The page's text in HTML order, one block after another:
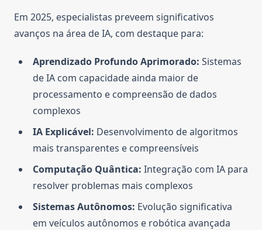
Em 2025, especialistas preveem significativos
avanços na área de IA, com destaque para:
Aprendizado Profundo Aprimorado: Sistemas
de IA com capacidade ainda maior de
processamento e compreensão de dados
complexos
IA Explicável: Desenvolvimento de algoritmos
mais transparentes e compreensíveis
Computação Quântica: Integração com IA para
resolver problemas mais complexos
Sistemas Autônomos: Evolução significativa
em veículos autônomos e robótica avançada